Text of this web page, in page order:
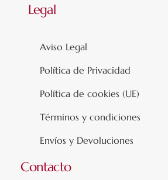
Legal
Aviso Legal
Política de Privacidad
Política de cookies (UE)
Términos y condiciones
Envíos y Devoluciones
Contacto